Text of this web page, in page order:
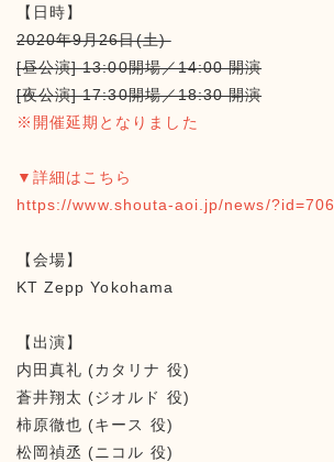
【日時】
2020年9月26日(土)
[昼公演] 13:00開場／14:00 開演
[夜公演] 17:30開場／18:30 開演
※開催延期となりました
▼詳細はこちら
https://www.shouta-aoi.jp/news/?id=706
【会場】
KT Zepp Yokohama
【出演】
内田真礼 (カタリナ 役)
蒼井翔太 (ジオルド 役)
柿原徹也 (キース 役)
松岡禎丞 (ニコル 役)